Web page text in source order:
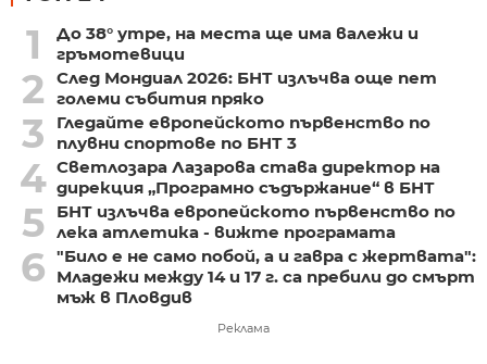
1
До 38° утре, на места ще има валежи и
гръмотевици
2
След Мондиал 2026: БНТ излъчва още пет
големи събития пряко
3
Гледайте европейското първенство по
плувни спортове по БНТ 3
4 Светлозара Лазарова става директор на
дирекция „Програмно съдържание“ в БНТ
5
БНТ излъчва европейското първенство по
лека атлетика - вижте програмата
6 "Било е не само побой, а и гавра с жертвата":
Младежи между 14 и 17 г. са пребили до смърт
мъж в Пловдив
Реклама